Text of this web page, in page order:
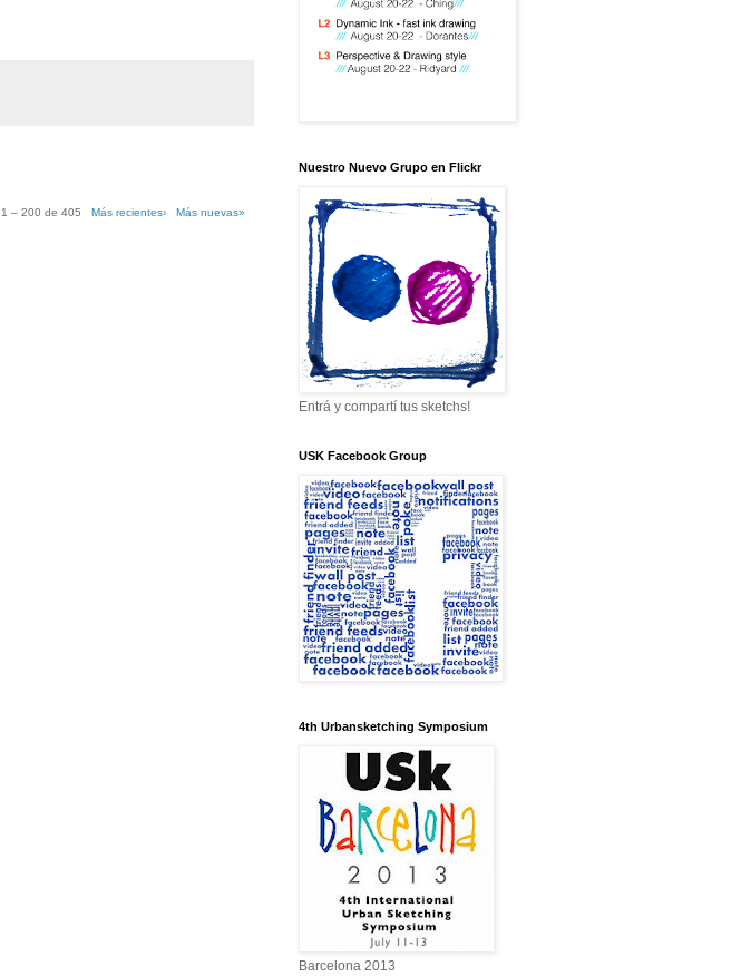
1 – 200 de 405 Más recientes› Más nuevas»
Nuestro Nuevo Grupo en Flickr
Entrá y compartí tus sketchs!
USK Facebook Group
4th Urbansketching Symposium
Barcelona 2013